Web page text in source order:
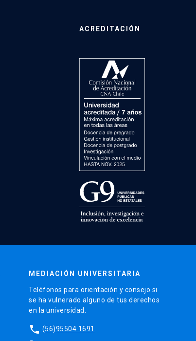
ACREDITACIÓN
MEDIACIÓN UNIVERSITARIA
Teléfonos para orientación y consejo si
se ha vulnerado alguno de tus derechos
en la universidad.
phone (56)95504 1691